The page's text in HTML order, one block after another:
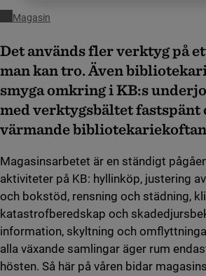
Magasin
Det används fler verktyg på
man kan tro. Även
smyga omkring i KB:s
med verktygsbältet fastspänt
värmande
Magasinsarbetet är en ständigt
aktiviteter på KB: hyllinköp, justering
och bokstöd, rensning och städning,
katastrofberedskap och
information, skyltning och
alla växande samlingar äger rum
hösten. Så här på våren bidar